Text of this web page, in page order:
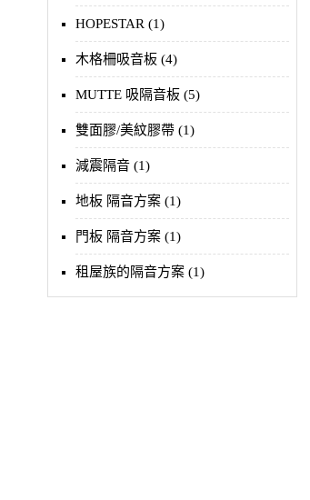
HOPESTAR (1)
木格柵吸音板 (4)
MUTTE 吸隔音板 (5)
雙面膠/美紋膠帶 (1)
減震隔音 (1)
地板 隔音方案 (1)
門板 隔音方案 (1)
租屋族的隔音方案 (1)